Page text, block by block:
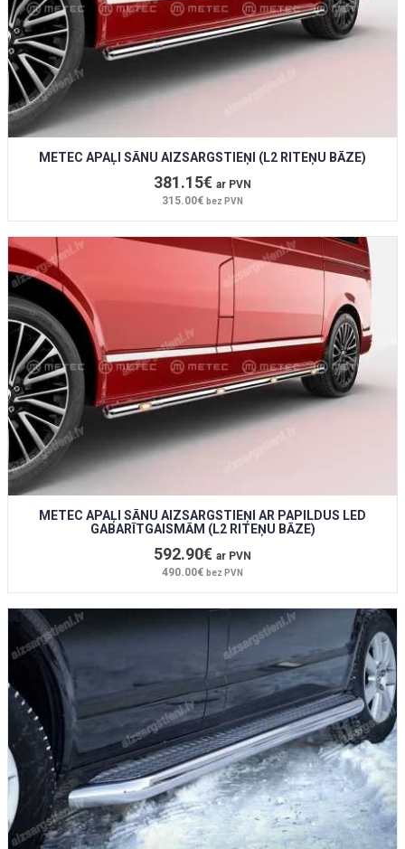
METEC APAĻI SĀNU AIZSARGSTIEŅI (L2 RITEŅU BĀZE)
381.15€ ar PVN
315.00€ bez PVN
METEC APAĻI SĀNU AIZSARGSTIEŅI AR PAPILDUS LED
GABARĪTGAISMĀM (L2 RITEŅU BĀZE)
592.90€ ar PVN
490.00€ bez PVN